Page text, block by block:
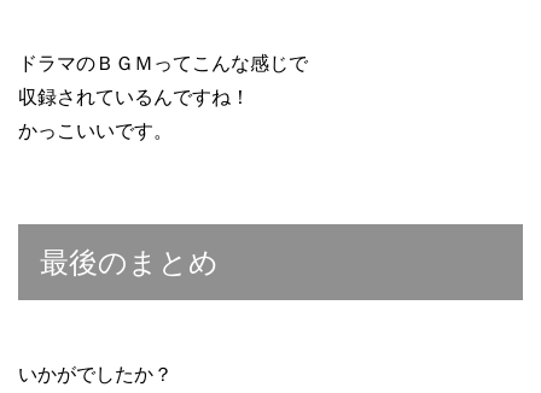
ドラマのＢＧＭってこんな感じで
収録されているんですね！
かっこいいです。
最後のまとめ
いかがでしたか？